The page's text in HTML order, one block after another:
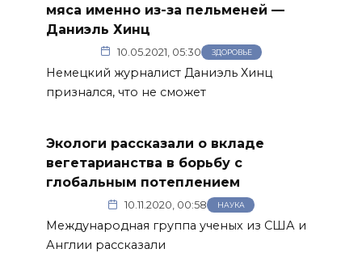
мяса именно из-за пельменей —
Даниэль Хинц
10.05.2021, 05:30 ЗДОРОВЬЕ
Немецкий журналист Даниэль Хинц
признался, что не сможет
Экологи рассказали о вкладе
вегетарианства в борьбу с
глобальным потеплением
10.11.2020, 00:58 НАУКА
Международная группа ученых из США и
Англии рассказали